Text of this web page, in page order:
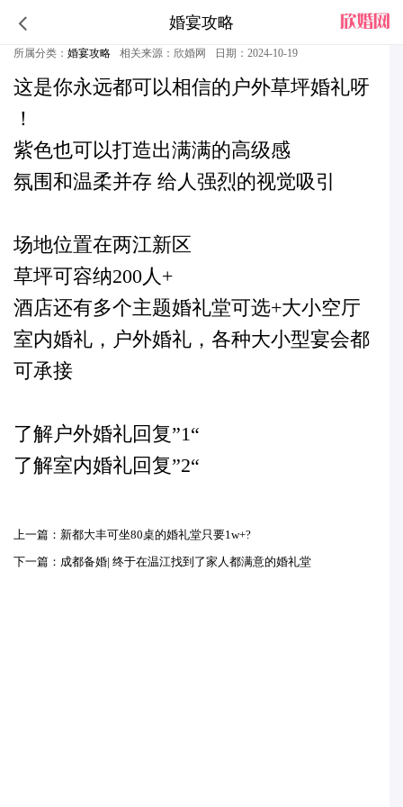
婚宴攻略
快来看！美到犯规的紫色户外草坪婚礼
所属分类： 婚宴攻略 相关来源：欣婚网 日期：2024-10-19
这是你永远都可以相信的户外草坪婚礼呀
！
紫色也可以打造出满满的高级感
氛围和温柔并存 给人强烈的视觉吸引
场地位置在两江新区
草坪可容纳200人+
酒店还有多个主题婚礼堂可选+大小空厅
室内婚礼，户外婚礼，各种大小型宴会都
可承接
了解户外婚礼回复”1“
了解室内婚礼回复”2“
上一篇：新都大丰可坐80桌的婚礼堂只要1w+?
下一篇：成都备婚| 终于在温江找到了家人都满意的婚礼堂